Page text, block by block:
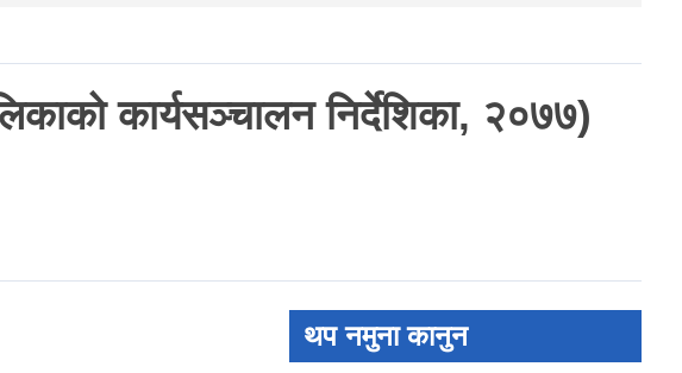
कार्यसञ्‍चालन निर्देशिका, २०७७)
थप नमुना कानुन